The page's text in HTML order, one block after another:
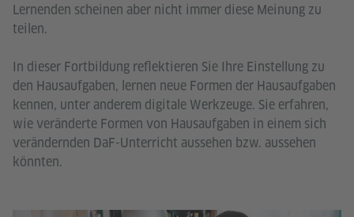
Lernenden scheinen aber nicht immer diese Meinung zu
teilen.
In dieser Fortbildung reflektieren Sie Ihre Einstellung zu
den Hausaufgaben, lernen neue Formen der Hausaufgaben
kennen, unter anderem digitale Werkzeuge. Sie erfahren,
wie veränderte Formen von Hausaufgaben in einem sich
verändernden DaF-Unterricht aussehen bzw. aussehen
könnten.